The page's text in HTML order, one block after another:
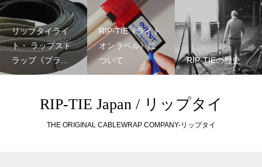
リップタイライ
ト・ ラップスト
ラップ《プラ...
RIP-TIE《ライト
オンラベル》に
ついて
RIP-TIEの歴史
RIP-TIE Japan / リップタイ
THE ORIGINAL CABLEWRAP COMPANY-リップタイ